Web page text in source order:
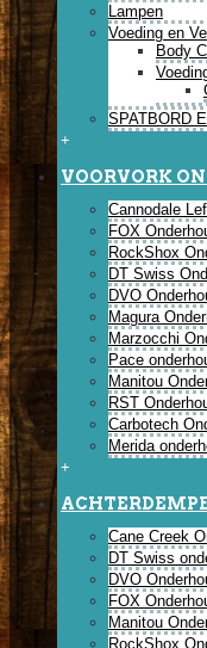
Lampen
Voeding en
Body
SPATBORD
+
VOORVORK
Cannodale
FOX
RockShox
DT Swiss
DVO
Magura
Marzocchi
Pace
Manitou
RST
Carbotech
Merida
+
Cane Creek
DT Swiss
DVO
FOX
Manitou
RockShox